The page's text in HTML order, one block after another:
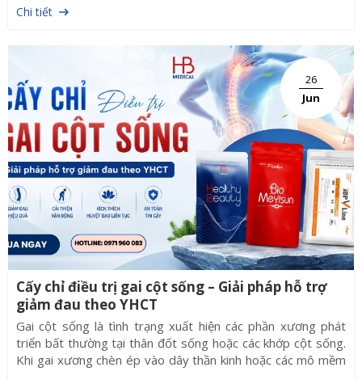
điểm, thời gian tồn tại và chỉ định khác nhau. Hiểu rõ từng
Chi tiết
26
Jun
Cấy chỉ điều trị gai cột sống – Giải pháp hỗ trợ
giảm đau theo YHCT
Gai cột sống là tình trạng xuất hiện các phần xương phát
triển bất thường tại thân đốt sống hoặc các khớp cột sống.
Khi gai xương chèn ép vào dây thần kinh hoặc các mô mềm